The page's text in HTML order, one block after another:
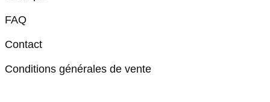
FAQ
Contact
Conditions générales de vente